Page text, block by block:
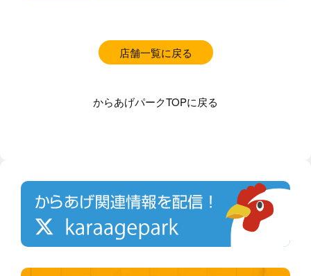
店舗一覧に戻る
からあげパークTOPに戻る